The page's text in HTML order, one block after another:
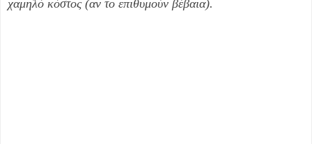
χαμηλό κόστος (αν το επιθυμούν βέβαια).